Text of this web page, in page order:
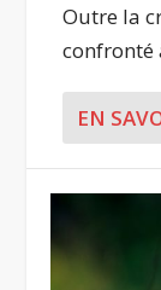
Outre la
confronté
EN